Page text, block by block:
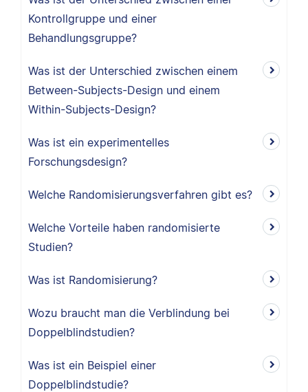
Kontrollgruppe und einer
Behandlungsgruppe?
Was ist der Unterschied zwischen einem
Between-Subjects-Design und einem
Within-Subjects-Design?
Was ist ein experimentelles
Forschungsdesign?
Welche Randomisierungsverfahren gibt es?
Welche Vorteile haben randomisierte
Studien?
Was ist Randomisierung?
Wozu braucht man die Verblindung bei
Doppelblindstudien?
Was ist ein Beispiel einer
Doppelblindstudie?